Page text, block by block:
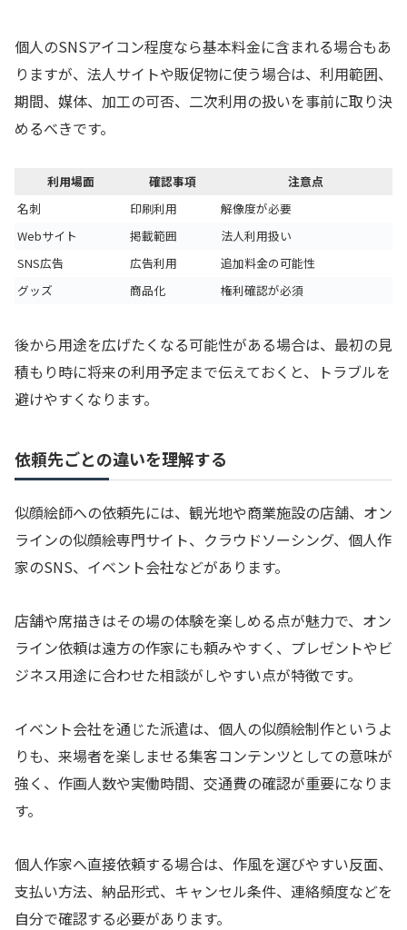
個人のSNSアイコン程度なら基本料金に含まれる場合もあ
りますが、法人サイトや販促物に使う場合は、利用範囲、
期間、媒体、加工の可否、二次利用の扱いを事前に取り決
めるべきです。
利用場面 確認事項
注意点
名刺
印刷利用
解像度が必要
Webサイト
掲載範囲
法人利用扱い
SNS広告
広告利用
追加料金の可能性
グッズ
商品化 権利確認が必須
後から用途を広げたくなる可能性がある場合は、最初の見
積もり時に将来の利用予定まで伝えておくと、トラブルを
避けやすくなります。
依頼先ごとの違いを理解する
似顔絵師への依頼先には、観光地や商業施設の店舗、オン
ラインの似顔絵専門サイト、クラウドソーシング、個人作
家のSNS、イベント会社などがあります。
店舗や席描きはその場の体験を楽しめる点が魅力で、オン
ライン依頼は遠方の作家にも頼みやすく、プレゼントやビ
ジネス用途に合わせた相談がしやすい点が特徴です。
イベント会社を通じた派遣は、個人の似顔絵制作というよ
りも、来場者を楽しませる集客コンテンツとしての意味が
強く、作画人数や実働時間、交通費の確認が重要になりま
す。
個人作家へ直接依頼する場合は、作風を選びやすい反面、
支払い方法、納品形式、キャンセル条件、連絡頻度などを
自分で確認する必要があります。